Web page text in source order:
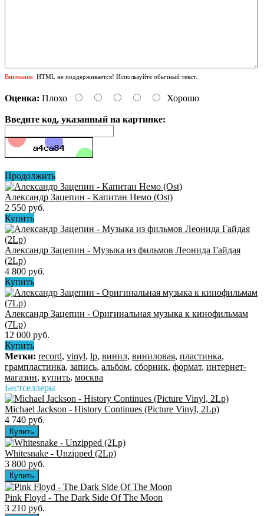
Внимание: HTML не поддерживается! Используйте обычный текст.
Оценка: Плохо Хорошо
Введите код, указанный на картинке:
Продолжить
Александр Зацепин - Капитан Немо (Ost)
2 550 руб.
Купить
Александр Зацепин - Музыка из фильмов Леонида Гайдая
(2Lp)
4 800 руб.
Купить
Александр Зацепин - Оригинальная музыка к кинофильмам
(7Lp)
12 000 руб.
Купить
Метки: record, vinyl, lp, винил, виниловая, пластинка,
грампластинка, запись, альбом, сборник, формат, интернет-
магазин, купить, москва
Бестселлеры
Michael Jackson - History Continues (Picture Vinyl, 2Lp)
4 740 руб.
Whitesnake - Unzipped (2Lp)
3 800 руб.
Pink Floyd - The Dark Side Of The Moon
3 210 руб.